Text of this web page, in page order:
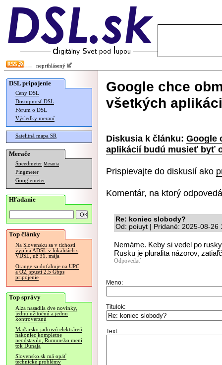
neprihlásený
DSL pripojenie
Ceny DSL
Dostupnosť DSL
Fórum o DSL
Výsledky meraní
Satelitná mapa SR
Merače
Speedmeter Merania
Pingmeter
Googlemeter
Hľadanie
Top články
Na Slovensku sa v tichosti
vypína ADSL v lokalitách s
VDSL, už 31. mája
Orange sa doťahuje na UPC
a O2, spustí 2.5 Gbps
pripojenie
Top správy
Alza nasadila dve novinky,
jednu užitočnú a jednu
kontroverznú
Maďarsko jadrovú elektráreň
nakoniec kompletne
neodstavilo, Rumunsko mení
tok Dunaja
Slovensko.sk má opäť
technické problémy
Google chce
všetkých
Diskusia k článku: Google
aplikácií budú musieť byť
Prispievajte do diskusií ako
Komentár, na ktorý
Re: koniec slobody?
Od: poiuyt | Pridané: 2025-08-26
Nemáme. Keby si vedel po
Rusku je pluralita názorov,
Odpovedať
Meno:
Titulok:
Text: